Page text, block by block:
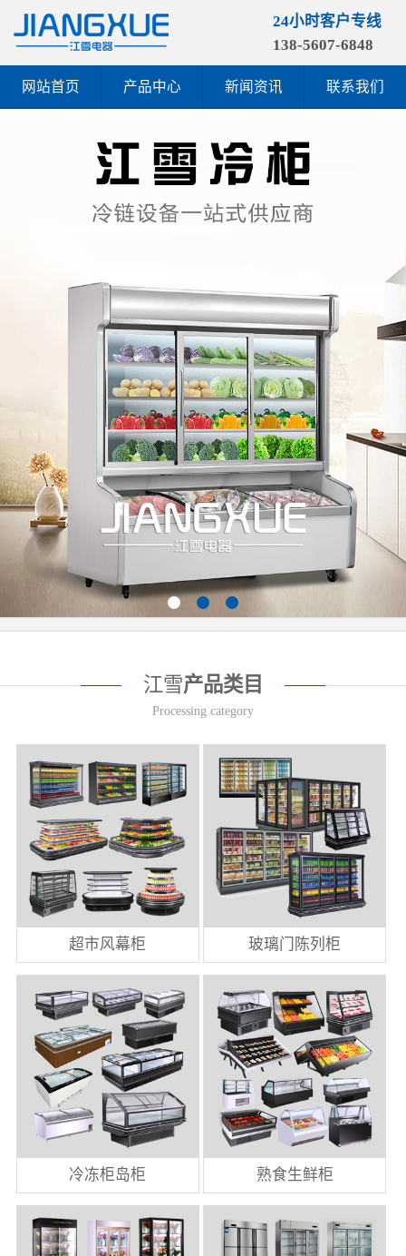
24小时客户专线
138-5607-6848
网站首页 产品中心 新闻资讯 联系我们
江雪产品类目
Processing category
超市风幕柜 玻璃门陈列柜
冷冻柜岛柜 熟食生鲜柜